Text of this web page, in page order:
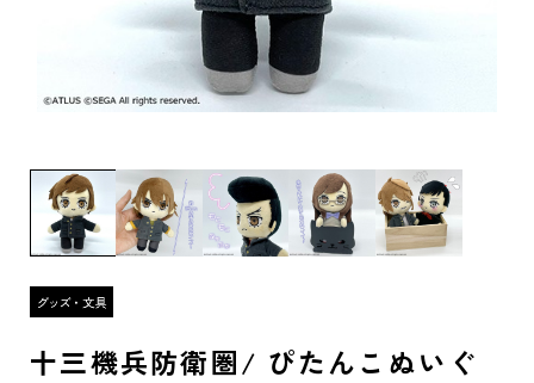
十三機兵防衛圏/ ぴたんこぬいぐ